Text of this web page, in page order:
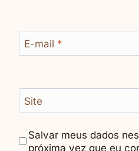
E-mail *
Site
Salvar meus dados
próxima vez que eu